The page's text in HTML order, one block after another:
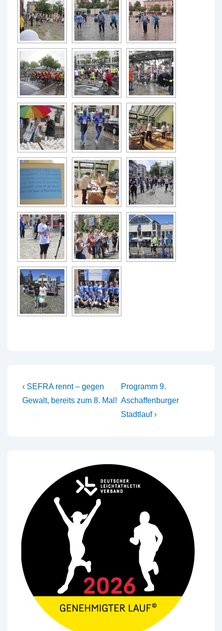
Beitragsnavigation
Vorheriger
Beitrag
‹ SEFRA rennt – gegen
Gewalt, bereits zum 8. Mal!
Nächster
Beitrag
ist
Programm 9.
Aschaffenburger
Stadtlauf ›